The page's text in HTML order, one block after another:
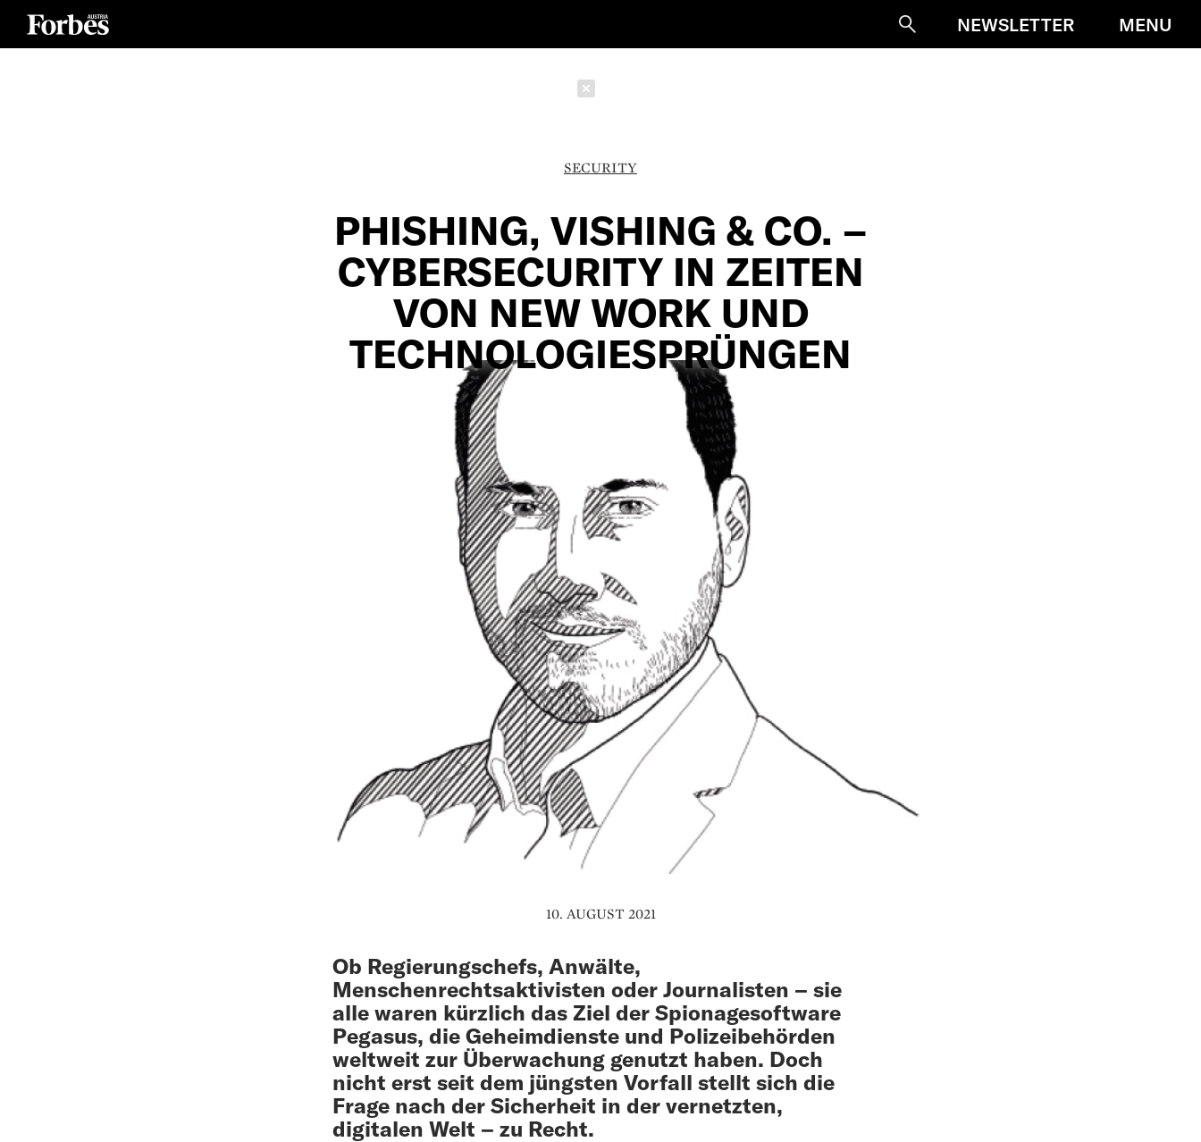
SucheNEWSLETTER MENU
SECURITY
PHISHING, VISHING & CO. –
CYBERSECURITY IN ZEITEN
VON NEW WORK UND
TECHNOLOGIESPRÜNGEN
10. AUGUST 2021
Ob Regierungschefs, Anwälte,
Menschenrechtsaktivisten oder Journalisten – sie
alle waren kürzlich das Ziel der Spionagesoftware
Pegasus, die Geheimdienste und Polizeibehörden
weltweit zur Überwachung genutzt haben. Doch
nicht erst seit dem jüngsten Vorfall stellt sich die
Frage nach der Sicherheit in der vernetzten,
digitalen Welt – zu Recht.